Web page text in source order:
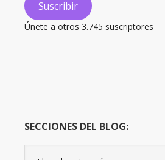
Suscribir
Únete a otros 3.745 suscriptores
SECCIONES DEL BLOG: